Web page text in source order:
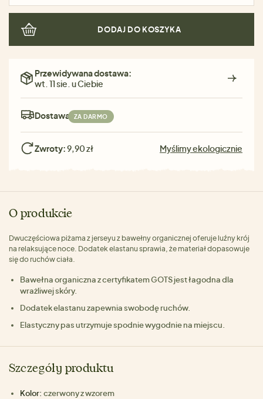
DODAJ DO KOSZYKA
Przewidywana dostawa:
wt. 11 sie. u Ciebie
Dostawa: ZA DARMO
Zwroty:9,90 zł Myślimy ekologicznie
O produkcie
Dwuczęściowa piżama z jerseyu z bawełny organicznej oferuje luźny krój
na relaksujące noce. Dodatek elastanu sprawia, że materiał dopasowuje
się do ruchów ciała.
Bawełna organiczna z certyfikatem GOTS jest łagodna dla
wrażliwej skóry.
Dodatek elastanu zapewnia swobodę ruchów.
Elastyczny pas utrzymuje spodnie wygodnie na miejscu.
Szczegóły produktu
Kolor: czerwony z wzorem